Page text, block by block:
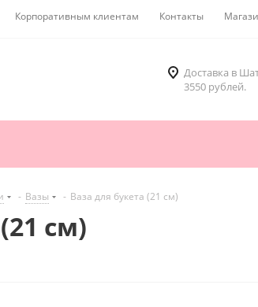
Корпоративным клиентам Контакты
Доставка в
3550 рублей.
- Вазы - Ваза для букета (21 см)
см)